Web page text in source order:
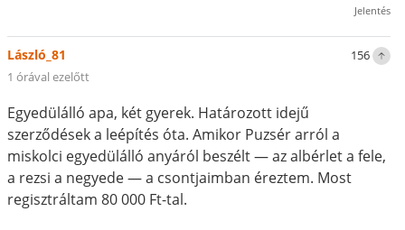
Jelentés
156
László_81
1 órával ezelőtt
Egyedülálló apa, két gyerek. Határozott idejű
szerződések a leépítés óta. Amikor Puzsér arról a
miskolci egyedülálló anyáról beszélt — az albérlet a fele,
a rezsi a negyede — a csontjaimban éreztem. Most
regisztráltam 80 000 Ft-tal.